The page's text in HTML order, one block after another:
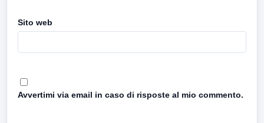
Sito web
Avvertimi via email in caso di risposte al mio commento.